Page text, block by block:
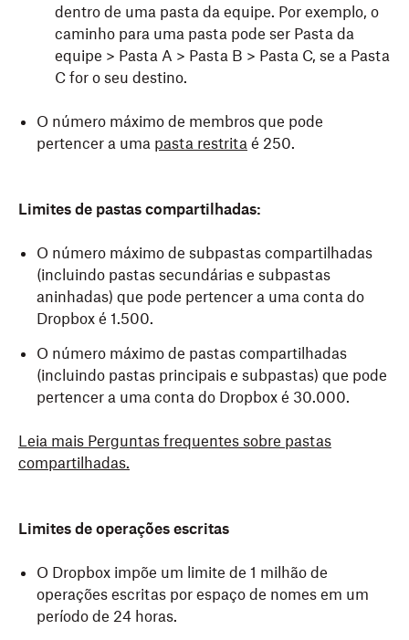
dentro de uma pasta da equipe. Por exemplo, o
caminho para uma pasta pode ser Pasta da
equipe > Pasta A > Pasta B > Pasta C, se a Pasta
C for o seu destino.
O número máximo de membros que pode
pertencer a uma pasta restrita é 250.
Limites de pastas compartilhadas:
O número máximo de subpastas compartilhadas
(incluindo pastas secundárias e subpastas
aninhadas) que pode pertencer a uma conta do
Dropbox é 1.500.
O número máximo de pastas compartilhadas
(incluindo pastas principais e subpastas) que pode
pertencer a uma conta do Dropbox é 30.000.
Leia mais Perguntas frequentes sobre pastas
compartilhadas.
Limites de operações escritas
O Dropbox impõe um limite de 1 milhão de
operações escritas por espaço de nomes em um
período de 24 horas.